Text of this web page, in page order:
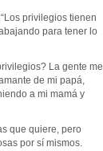
privilegios tienen
para tener lo
La gente me
de mi papá,
a mi mamá y
que quiere, pero
por sí mismos.